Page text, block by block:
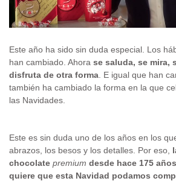
Este año ha sido sin duda especial. Los
han cambiado. Ahora se saluda, se mira,
disfruta de otra forma . E igual que han
también ha cambiado la forma en la que
las Navidades.
Este es sin duda uno de los años en los
abrazos, los besos y los detalles. Por eso,
chocolate premium desde hace 175
quiere que esta Navidad podamos